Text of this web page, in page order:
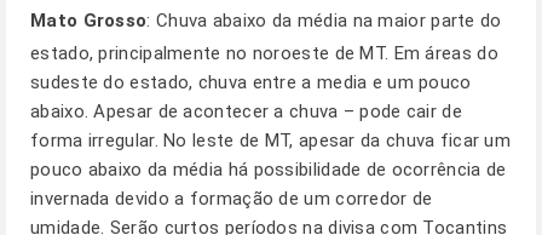
Mato Grosso: Chuva abaixo da média na maior parte do
estado, principalmente no noroeste de MT. Em áreas do
sudeste do estado, chuva entre a media e um pouco
abaixo. Apesar de acontecer a chuva – pode cair de
forma irregular. No leste de MT, apesar da chuva ficar um
pouco abaixo da média há possibilidade de ocorrência de
invernada devido a formação de um corredor de
umidade. Serão curtos períodos na divisa com Tocantins